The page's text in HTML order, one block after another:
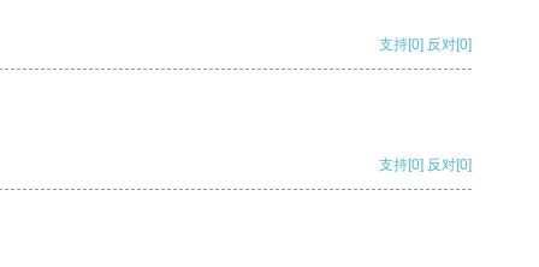
支持[0] 反对[0]
支持[0] 反对[0]